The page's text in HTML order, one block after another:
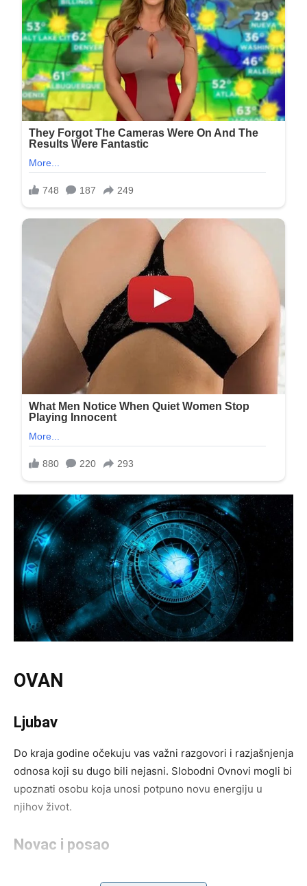
OVAN
Ljubav
Do kraja godine očekuju vas važni razgovori i razjašnjenja
odnosa koji su dugo bili nejasni. Slobodni Ovnovi mogli bi
upoznati osobu koja unosi potpuno novu energiju u
njihov život.
Novac i posao